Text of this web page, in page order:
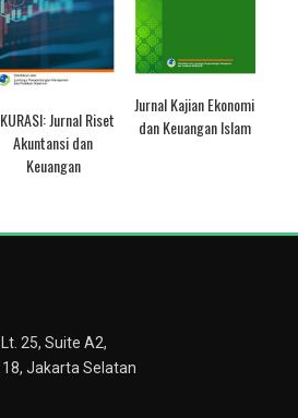
Jurnal Riset
Akuntansi dan
Keuangan
Jurnal Kajian Ekonomi
dan Keuangan Islam
25, Suite A2,
Jakarta Selatan